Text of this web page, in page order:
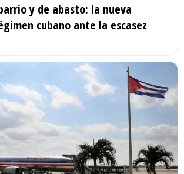
y de abasto: la nueva
cubano ante la escasez